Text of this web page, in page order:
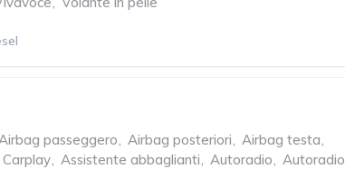
passeggero, Airbag posteriori, Airbag testa,
, Assistente abbaglianti, Autoradio, Autoradio